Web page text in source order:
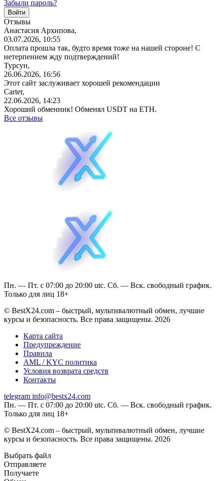
Забыли пароль?
Отзывы
Анастасия Архипова,
03.07.2026, 10:55
Оплата прошла так, будто время тоже на нашей стороне! С
нетерпением жду подтверждений!
Турсун,
26.06.2026, 16:56
Этот сайт заслуживает хорошей рекомендации
Carter,
22.06.2026, 14:23
Хороший обменник! Обменял USDT на ETH.
Все отзывы
Пн. — Пт. с 07:00 до 20:00 utc. Сб. — Вск. свободный график.
Только для лиц 18+
© BestX24.com – быстрый, мультивалютный обмен, лучшие
курсы и безопасность. Все права защищены. 2026
Карта сайта
Предупреждение
Правила
AML / KYC политика
Условия возврата средств
Контакты
telegram info@bestx24.com
Пн. — Пт. с 07:00 до 20:00 utc. Сб. — Вск. свободный график.
Только для лиц 18+
© BestX24.com – быстрый, мультивалютный обмен, лучшие
курсы и безопасность. Все права защищены. 2026
Выбрать файл
Отправляете
Получаете